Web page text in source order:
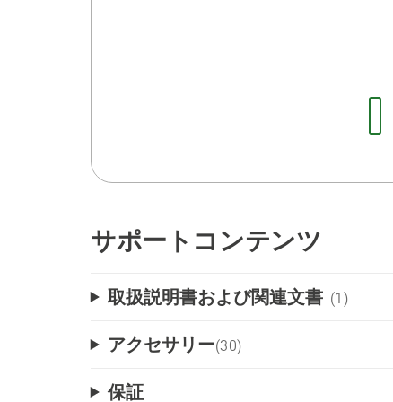
サポートコンテンツ
取扱説明書および関連文書 (1)
アクセサリー(30)
保証